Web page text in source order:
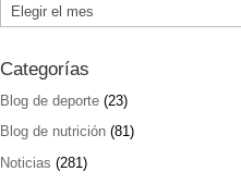
Archivos
Categorías
Blog de deporte (23)
Blog de nutrición (81)
Noticias (281)